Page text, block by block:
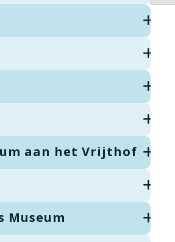
aan het Vrijthof
Museum